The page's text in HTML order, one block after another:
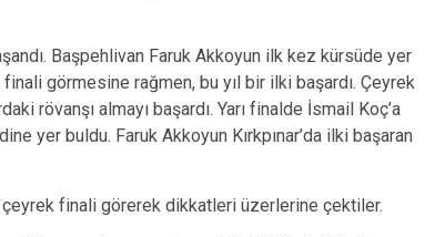
Başpehlivan Faruk Akkoyun ilk kez kürsüde yer
görmesine rağmen, bu yıl bir ilki başardı. Çeyrek
rövanşı almayı başardı. Yarı finalde İsmail Koç’a
yer buldu. Faruk Akkoyun Kırkpınar’da ilki başaran
çeyrek finali görerek dikkatleri üzerlerine çektiler.